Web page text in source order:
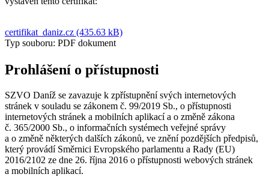
certifikat_daniz.cz (435.63 kB)
Typ souboru: PDF dokument
Prohlášení o přístupnosti
SZVO Daníž se zavazuje k zpřístupnění svých internetových
stránek v souladu se zákonem č. 99/2019 Sb., o přístupnosti
internetových stránek a mobilních aplikací a o změně zákona
č. 365/2000 Sb., o informačních systémech veřejné správy
a o změně některých dalších zákonů, ve znění pozdějších předpisů,
který provádí Směrnici Evropského parlamentu a Rady (EU)
2016/2102 ze dne 26. října 2016 o přístupnosti webových stránek
a mobilních aplikací.